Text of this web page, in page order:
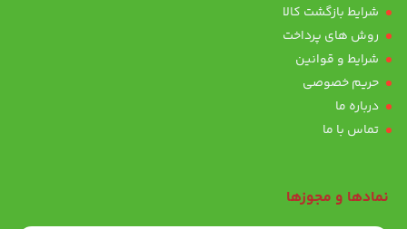
شرایط بازگشت کالا
روش های پرداخت
شرایط و قوانین
حریم خصوصی
درباره ما
تماس با ما
نمادها و مجوزها